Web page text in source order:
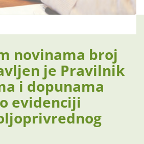
novinama broj
je Pravilnik
i dopunama
evidenciji